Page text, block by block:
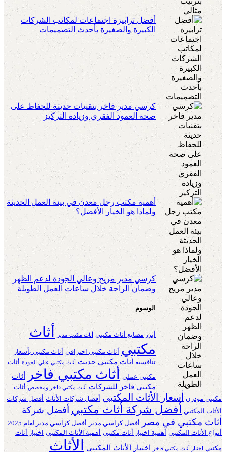
أفضل ترابيزة اجتماعات لمكاتب الشركات
الكبيرة والصغيرة بأحدث التصميمات
كرسي مدير فاخر بتقنيات حديثة للحفاظ على
صحة العمود الفقري وزيادة التركيز
أهمية مكتب رجل معدن في بيئة العمل الحديثة
ولماذا هو الخيار الأفضل؟
كرسي مدير مريح وعالي الجودة لدعم الظهر
وضمان الراحة خلال ساعات العمل الطويلة
الوسوم
أبرز مصانع أثاث مكتبي أثاث مكتب مدير
أثاث
مكتبي أثاث مكتبي احترافي أثاث مكتبي بأسعار
تنافسية أثاث مكتبي حديث أثاث مكتبي عالي الجودة أثاث
مكتبي عملي أثاث مكتبي فاخر أثاث
مكتبي فاخر للشركات
أثاث مكتبي فاخر ومخصص أثاث
مكتبي مودرن أسعار الأثاث المكتبي أفضل شركات الأثاث أفضل شركات
الأثاث المكتبي أفضل شركة أثاث مكتبي أفضل شركة
أثاث مكتبي في مصر
أفضل كراسي مدير أفضل كراسي مدير لعام 2025
أنواع الأثاث المكتبي أهمية اختيار أثاث مكتبي أهمية الأثاث المكتبي اختيار أثاث
مكتبي اختيار أثاث مكتبي فاخر اختيار الأثاث المكتبي الأثاث